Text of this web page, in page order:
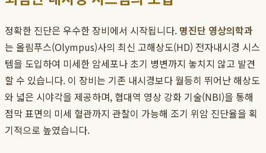
정확한 진단은 우수한 장비에서 시작됩니다. 명진단 영상의학과
는 올림푸스(Olympus)사의 최신 고해상도(HD) 전자내시경 시스
템을 도입하여 미세한 암세포나 초기 병변까지 놓치지 않고 발견
할 수 있습니다. 이 장비는 기존 내시경보다 월등히 뛰어난 해상도
와 넓은 시야각을 제공하며, 협대역 영상 강화 기술(NBI)을 통해
점막 표면의 미세 혈관까지 관찰이 가능해 조기 위암 진단율을 획
기적으로 높였습니다.